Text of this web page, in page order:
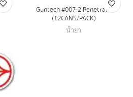
Guntech #007-2 Penetrant
(12CANS/PACK)
น้ำยา